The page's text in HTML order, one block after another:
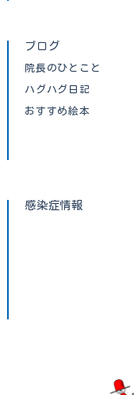
ブログ
院長のひとこと
ハグハグ日記
おすすめ絵本
感染症情報